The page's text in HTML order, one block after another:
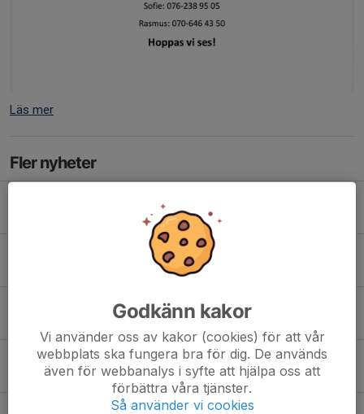
Läs mer
Fler nyheter
0
Nytt Bankgiro på våra fakturor
Årsfest 2024!
2 sep 2024 0
Newbody!
29 aug 2024 0
Godkänn kakor
Vi använder oss av kakor (cookies) för att vår
webbplats ska fungera bra för dig. De används
även för webbanalys i syfte att hjälpa oss att
förbättra våra tjänster.
Så använder vi cookies